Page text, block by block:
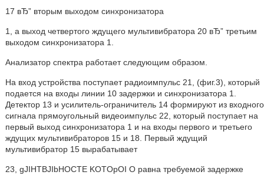
17 вЂ” вторым выходом синхронизатора
1, а выход четвертого ждущего мультивибратора 20 вЂ” третьим
выходом синхронизатора 1.
Анализатор спектра работает следующим образом.
На вход устройства поступает радиоимпульс 21, (фиг.3), который
подается на входы линии 10 задержки и синхронизатора 1.
Детектор 13 и усилитель-ограничитель 14 формируют из входного
сигнала прямоугольный видеоимпульс 22, который поступает на
первый выход синхронизатора 1 и на входы первого и третьего
ждущих мультивибраторов 15 и 18. Первый ждущий
мультивибратор 15 вырабатывает
23, gJIHTBJIbHOCTE KOTOpOI O равна требуемой задержке